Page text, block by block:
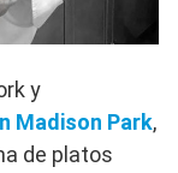
y
Madison Park,
de platos